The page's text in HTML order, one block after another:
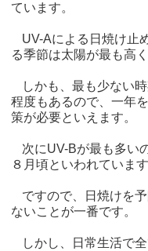
ています。
UV-Aによる日焼け止
る季節は太陽が最も高
しかも、最も少ない
程度もあるので、一年
策が必要といえます。
次にUV-Bが最も多い
８月頃といわれています
ですので、日焼けを
ないことが一番です。
しかし、日常生活で